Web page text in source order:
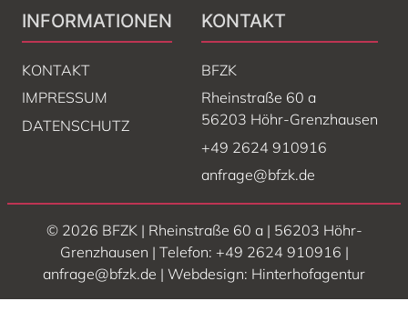
INFORMATIONEN
KONTAKT
IMPRESSUM
DATENSCHUTZ
KONTAKT
BFZK
Rheinstraße 60 a
56203 Höhr-Grenzhausen
+49 2624 910916
anfrage@bfzk.de
© 2026 BFZK | Rheinstraße 60 a | 56203 Höhr-
Grenzhausen | Telefon: +49 2624 910916 |
anfrage@bfzk.de | Webdesign: Hinterhofagentur